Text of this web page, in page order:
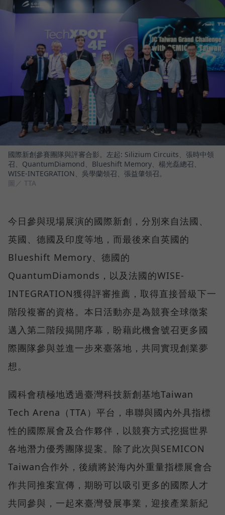
國際新創參賽團隊與評審合影。左起: Silizium Circuits、張時中領
召、QuantumDiamond、Blueshift Memory、楊光磊總召、
WISE-INTEGRATION、吳學蘭領召、張益肇領召。
圖／ TTA
今日參與現場展演的國際新創，分別來自法國、
英國、德國及印度等地，而最後來自英國的
Blueshift Memory、德國的
QuantumDiamonds，以及法國的WISE-
INTEGRATION獲得評審推薦，取得直接晉級下一
階段複審的資格。本日活動亦是為競賽全球徵案
邁入第二階段揭開序幕，盼藉此機會號召更多國
際團隊參與並進一步來臺落地，共同實現創業夢
想。
國科會積極地透過臺灣科技新創基地Taiwan
Tech Arena（TTA）平台，串聯與國內外具指標
性的國際展會及合作夥伴，以競賽方式挖掘世界
各地潛力優秀團隊提案。除了此次與SEMICON
Taiwan合作外，後續將於海內外重量指標展會合
作共同推案宣傳，期盼可以吸引更多的國際人才
共同參與，一起來臺灣發展事業，迎接產業新紀